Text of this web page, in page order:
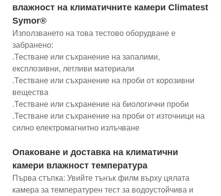
влажност на климатичните камери Climatest
Symor®
Използването на това тестово оборудване е
забранено:
.Тестване или съхранение на запалими,
експлозивни, летливи материали
.Тестване или съхранение на проби от корозивни
вещества
.Тестване или съхранение на биологични проби
.Тестване или съхранение на проби от източници на
силно електромагнитно излъчване
Опаковане и доставка на климатични
камери влажност температура
Първа стъпка: Увийте тънък филм върху цялата
камера за температурен тест за водоустойчива и